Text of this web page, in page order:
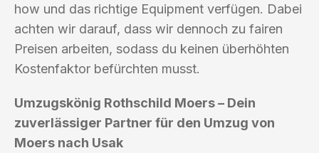
how und das richtige Equipment verfügen. Dabei
achten wir darauf, dass wir dennoch zu fairen
Preisen arbeiten, sodass du keinen überhöhten
Kostenfaktor befürchten musst.
Umzugskönig Rothschild Moers – Dein
zuverlässiger Partner für den Umzug von
Moers nach Usak